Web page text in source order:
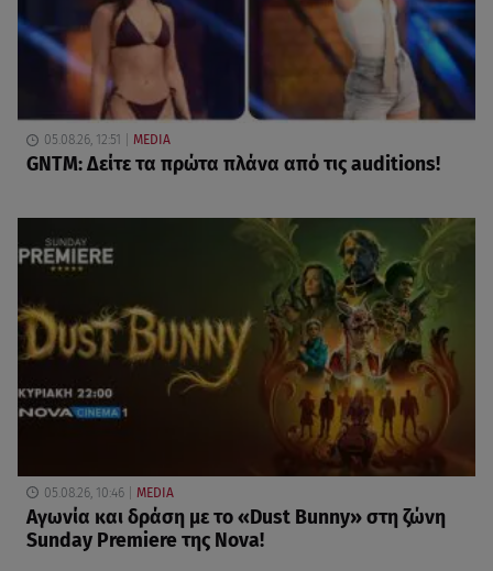
05.08.26, 12:51 MEDIA
GNTM: Δείτε τα πρώτα πλάνα από τις auditions!
05.08.26, 10:46 MEDIA
Αγωνία και δράση με το «Dust Bunny» στη ζώνη
Sunday Premiere της Nova!